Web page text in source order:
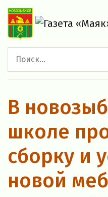
В
школе
сборку и
новой